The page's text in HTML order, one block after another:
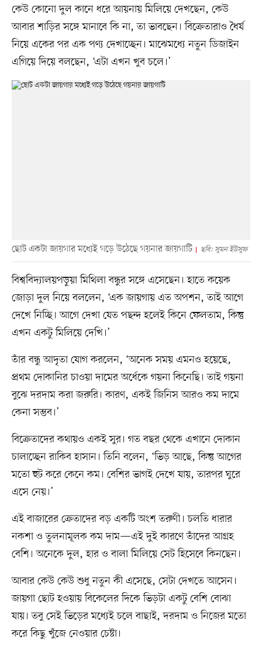
কেউ কোনো দুল কানে ধরে আয়নায় মিলিয়ে দেখছেন, কেউ
আবার শাড়ির সঙ্গে মানাবে কি না, তা ভাবছেন। বিক্রেতারাও ধৈর্য
নিয়ে একের পর এক পণ্য দেখাচ্ছেন। মাঝেমধ্যে নতুন ডিজাইন
এগিয়ে দিয়ে বলছেন, ‘এটা এখন খুব চলে।’
ছোট একটা জায়গার মধ্যেই গড়ে উঠেছে গয়নার জায়গাটি ছবি: সুমন ইউসুফ
বিশ্ববিদ্যালয়পড়ুয়া মিথিলা বন্ধুর সঙ্গে এসেছেন। হাতে কয়েক
জোড়া দুল নিয়ে বললেন, ‘এক জায়গায় এত অপশন, তাই আগে
দেখে নিচ্ছি। আগে দেখা যেত পছন্দ হলেই কিনে ফেলতাম, কিন্তু
এখন একটু মিলিয়ে দেখি।’
তাঁর বন্ধু আদৃতা যোগ করলেন, ‘অনেক সময় এমনও হয়েছে,
প্রথম দোকানির চাওয়া দামের অর্ধেকে গয়না কিনেছি। তাই গয়না
বুঝে দরদাম করা জরুরি। কারণ, একই জিনিস আরও কম দামে
কেনা সম্ভব।’
বিক্রেতাদের কথায়ও একই সুর। গত বছর থেকে এখানে দোকান
চালাচ্ছেন রাকিব হাসান। তিনি বলেন, ‘ভিড় আছে, কিন্তু আগের
মতো হুট করে কেনে কম। বেশির ভাগই দেখে যায়, তারপর ঘুরে
এসে নেয়।’
এই বাজারের ক্রেতাদের বড় একটি অংশ তরুণী। চলতি ধারার
নকশা ও তুলনামূলক কম দাম—এই দুই কারণে তাঁদের আগ্রহ
বেশি। অনেকে দুল, হার ও বালা মিলিয়ে সেট হিসেবে কিনছেন।
আবার কেউ কেউ শুধু নতুন কী এসেছে, সেটা দেখতে আসেন।
জায়গা ছোট হওয়ায় বিকেলের দিকে ভিড়টা একটু বেশি বোঝা
যায়। তবু সেই ভিড়ের মধ্যেই চলে বাছাই, দরদাম ও নিজের মতো
করে কিছু খুঁজে নেওয়ার চেষ্টা।